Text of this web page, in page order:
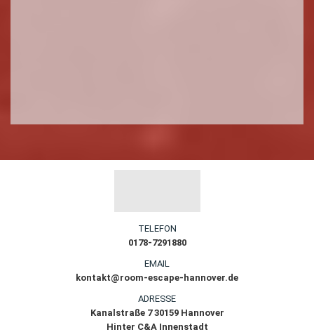
TELEFON
0178-7291880
EMAIL
kontakt@room-escape-hannover.de
ADRESSE
Kanalstraße 7 30159 Hannover
Hinter C&A Innenstadt